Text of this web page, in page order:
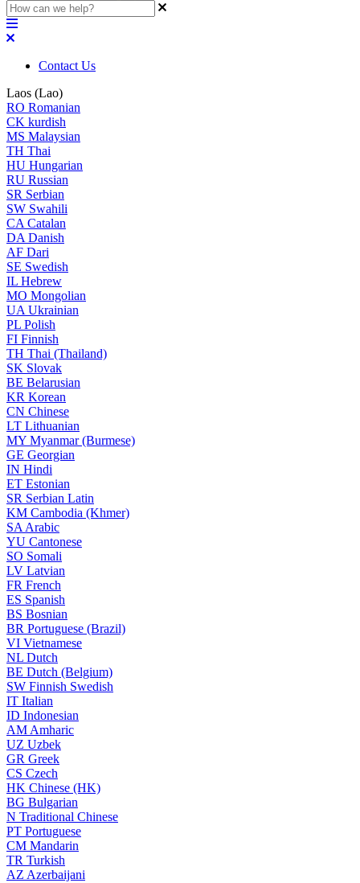
Contact Us
Laos (Lao)
RO Romanian
CK kurdish
MS Malaysian
TH Thai
HU Hungarian
RU Russian
SR Serbian
SW Swahili
CA Catalan
DA Danish
AF Dari
SE Swedish
IL Hebrew
MO Mongolian
UA Ukrainian
PL Polish
FI Finnish
TH Thai (Thailand)
SK Slovak
BE Belarusian
KR Korean
CN Chinese
LT Lithuanian
MY Myanmar (Burmese)
GE Georgian
IN Hindi
ET Estonian
SR Serbian Latin
KM Cambodia (Khmer)
SA Arabic
YU Cantonese
SO Somali
LV Latvian
FR French
ES Spanish
BS Bosnian
BR Portuguese (Brazil)
VI Vietnamese
NL Dutch
BE Dutch (Belgium)
SW Finnish Swedish
IT Italian
ID Indonesian
AM Amharic
UZ Uzbek
GR Greek
CS Czech
HK Chinese (HK)
BG Bulgarian
N Traditional Chinese
PT Portuguese
CM Mandarin
TR Turkish
AZ Azerbaijani